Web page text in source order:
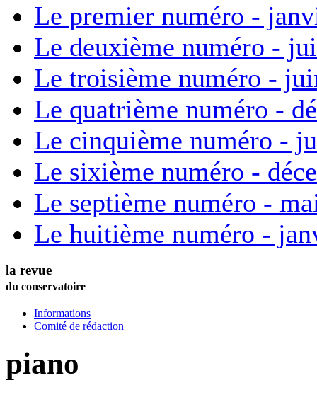
Le premier numéro -
Le deuxième numéro -
Le troisième numéro -
Le quatrième numéro -
Le cinquième numéro -
Le sixième numéro -
Le septième numéro -
Le huitième numéro -
la revue
du conservatoire
Informations
Comité de rédaction
piano